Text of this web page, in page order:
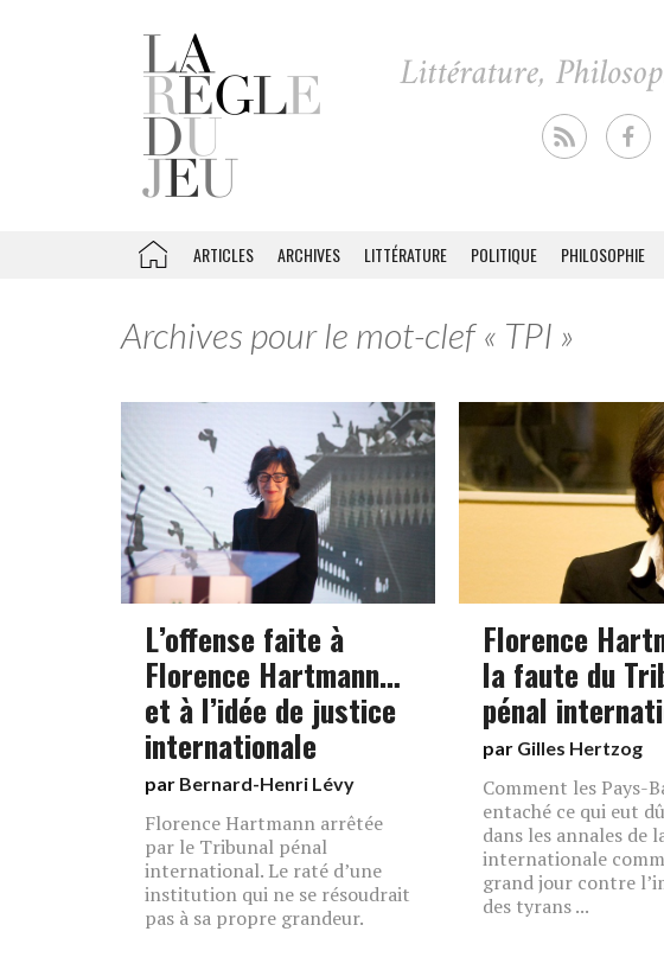
ARTICLES ARCHIVES LITTÉRATURE POLITIQUE PHILOSOPHIE
Archives pour le mot-clef « TPI »
L’offense faite à
Florence Hartmann…
et à l’idée de justice
internationale
par Bernard-Henri Lévy
Florence Hartmann arrêtée
par le Tribunal pénal
international. Le raté d’une
institution qui ne se résoudrait
pas à sa propre grandeur.
Florence
la faute du
pénal
par Gilles Hertzog
Comment les Pays-
entaché ce qui eut
dans les annales de
internationale
grand jour contre
des tyrans ...